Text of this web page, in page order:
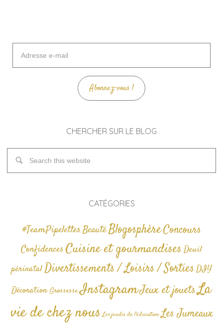
mail
Abonnez-vous !
CHERCHER SUR LE BLOG
CATÉGORIES
#TeamPipelettesBeautéBlogosphèreConcours
Confidences Cuisine et gourmandises Deuil
périnatalDivertissements / Loisirs / SortiesDIY
Décoration GrossesseInstagramJeux et jouetsLa
vie de chez nous Les jeudis de l'éducation Les Jumeaux